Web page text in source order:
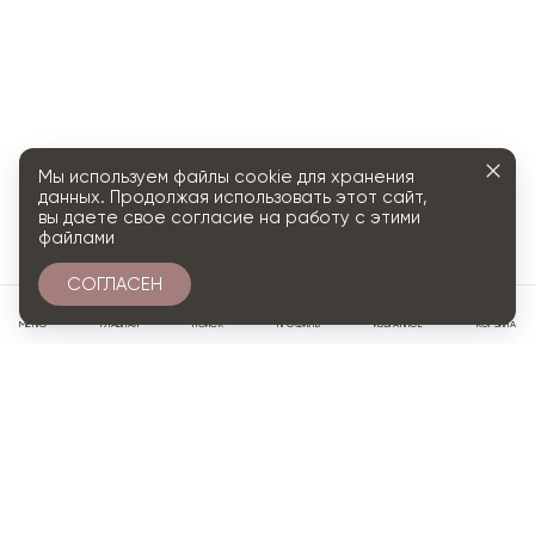
МЕНЮ ГЛАВНАЯ ПОИСК ПРОФИЛЬ ИЗБРАННОЕ КОРЗИНА
Мы используем файлы cookie для хранения
данных. Продолжая использовать этот сайт,
вы даете свое согласие на работу с этими
файлами
СОГЛАСЕН